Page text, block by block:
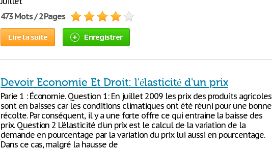
473 Mots / 2 Pages
Lire la suite Enregistrer
Devoir Economie Et Droit: l'élasticité d'un prix
Parie 1 : Économie. Question 1: En juillet 2009 les prix des produits agricoles
sont en baisses car les conditions climatiques ont été réuni pour une bonne
récolte. Par conséquent, il y a une forte offre ce qui entraine la baisse des
prix. Question 2 L'élasticité d'un prix est le calcul de la variation de la
demande en pourcentage par la variation du prix lui aussi en pourcentage.
Dans ce cas, malgré la hausse de